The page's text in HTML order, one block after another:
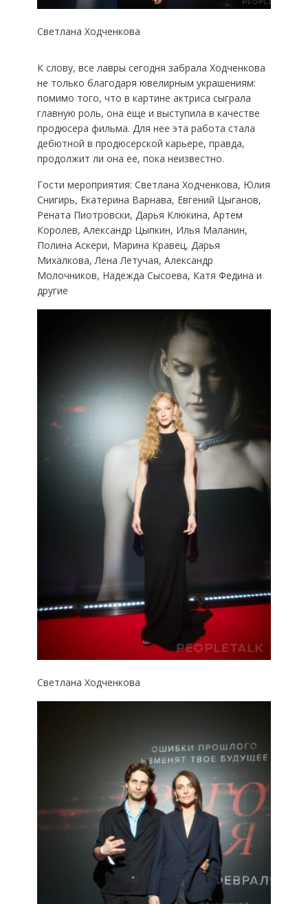
Светлана Ходченкова
К слову, все лавры сегодня забрала Ходченкова
не только благодаря ювелирным украшениям:
помимо того, что в картине актриса сыграла
главную роль, она еще и выступила в качестве
продюсера фильма. Для нее эта работа стала
дебютной в продюсерской карьере, правда,
продолжит ли она ее, пока неизвестно.
Гости мероприятия: Светлана Ходченкова, Юлия
Снигирь, Екатерина Варнава, Евгений Цыганов,
Рената Пиотровски, Дарья Клюкина, Артем
Королев, Александр Цыпкин, Илья Маланин,
Полина Аскери, Марина Кравец, Дарья
Михалкова, Лена Летучая, Александр
Молочников, Надежда Сысоева, Катя Федина и
другие
Светлана Ходченкова